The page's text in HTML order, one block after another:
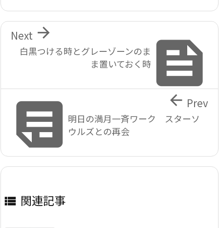

白黒つける時とグレーゾーンのま
ま置いておく時

Next
明日の満月一斉ワーク スターソ
ウルズとの再会
 Prev
 関連記事